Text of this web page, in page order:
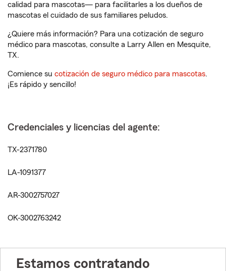
calidad para mascotas— para facilitarles a los dueños de
mascotas el cuidado de sus familiares peludos.
¿Quiere más información? Para una cotización de seguro
médico para mascotas, consulte a Larry Allen en Mesquite,
TX.
Comience su cotización de seguro médico para mascotas.
¡Es rápido y sencillo!
Credenciales y licencias del agente:
TX-2371780
LA-1091377
AR-3002757027
OK-3002763242
Estamos contratando